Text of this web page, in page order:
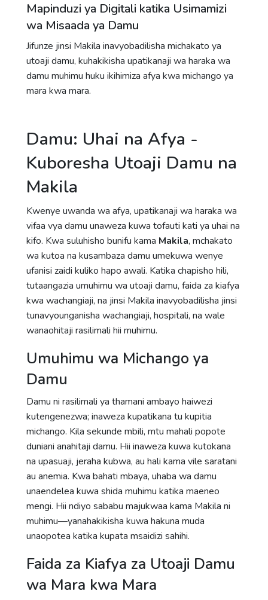
Mapinduzi ya Digitali katika Usimamizi
wa Misaada ya Damu
Jifunze jinsi Makila inavyobadilisha michakato ya
utoaji damu, kuhakikisha upatikanaji wa haraka wa
damu muhimu huku ikihimiza afya kwa michango ya
mara kwa mara.
Damu: Uhai na Afya -
Kuboresha Utoaji Damu na
Makila
Kwenye uwanda wa afya, upatikanaji wa haraka wa
vifaa vya damu unaweza kuwa tofauti kati ya uhai na
kifo. Kwa suluhisho bunifu kama Makila, mchakato
wa kutoa na kusambaza damu umekuwa wenye
ufanisi zaidi kuliko hapo awali. Katika chapisho hili,
tutaangazia umuhimu wa utoaji damu, faida za kiafya
kwa wachangiaji, na jinsi Makila inavyobadilisha jinsi
tunavyounganisha wachangiaji, hospitali, na wale
wanaohitaji rasilimali hii muhimu.
Umuhimu wa Michango ya
Damu
Damu ni rasilimali ya thamani ambayo haiwezi
kutengenezwa; inaweza kupatikana tu kupitia
michango. Kila sekunde mbili, mtu mahali popote
duniani anahitaji damu. Hii inaweza kuwa kutokana
na upasuaji, jeraha kubwa, au hali kama vile saratani
au anemia. Kwa bahati mbaya, uhaba wa damu
unaendelea kuwa shida muhimu katika maeneo
mengi. Hii ndiyo sababu majukwaa kama Makila ni
muhimu—yanahakikisha kuwa hakuna muda
unaopotea katika kupata msaidizi sahihi.
Faida za Kiafya za Utoaji Damu
wa Mara kwa Mara